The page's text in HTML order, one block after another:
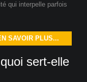
qui interpelle parfois
SAVOIR PLUS...
sert-elle